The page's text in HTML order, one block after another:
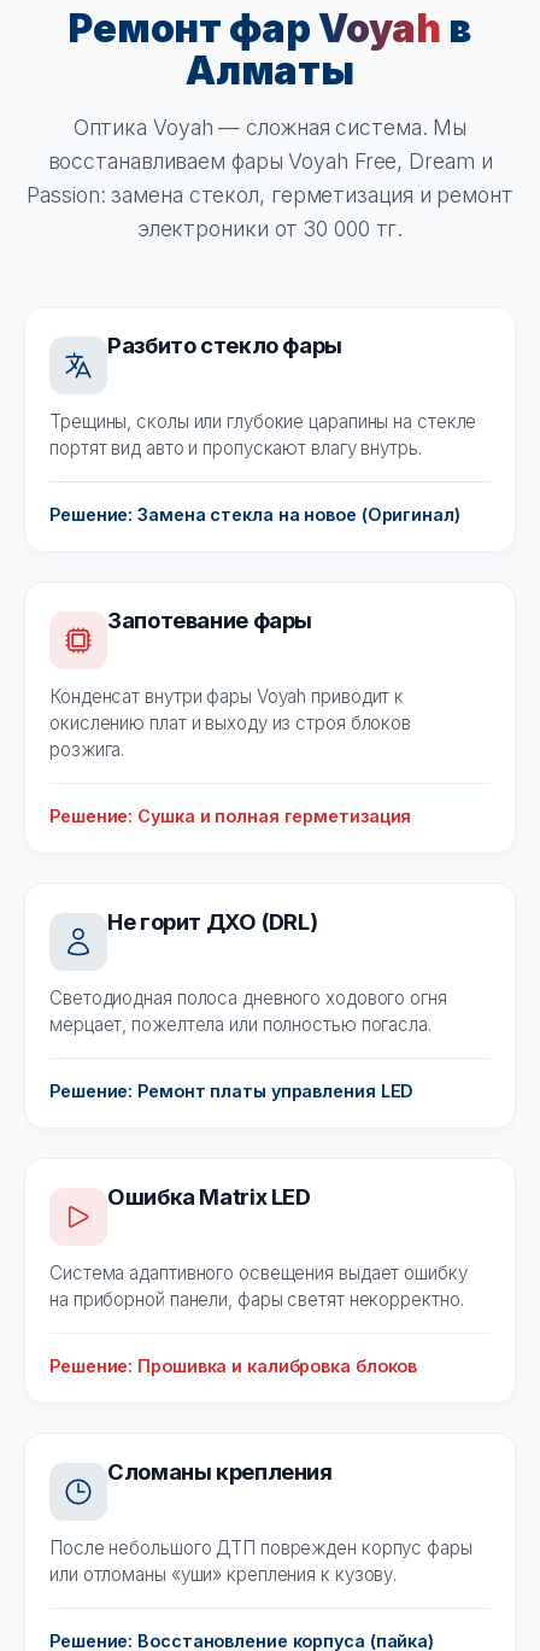
Ремонт фарVoyah в
Алматы
Оптика Voyah — сложная система. Мы
восстанавливаем фары Voyah Free, Dream и
Passion: замена стекол, герметизация и ремонт
электроники от 30 000 тг.
Разбито стекло фары
Трещины, сколы или глубокие царапины на стекле
портят вид авто и пропускают влагу внутрь.
Решение: Замена стекла на новое (Оригинал)
Запотевание фары
Конденсат внутри фары Voyah приводит к
окислению плат и выходу из строя блоков
розжига.
Решение: Сушка и полная герметизация
Не горит ДХО (DRL)
Светодиодная полоса дневного ходового огня
мерцает, пожелтела или полностью погасла.
Решение: Ремонт платы управления LED
Ошибка Matrix LED
Система адаптивного освещения выдает ошибку
на приборной панели, фары светят некорректно.
Решение: Прошивка и калибровка блоков
Сломаны крепления
После небольшого ДТП поврежден корпус фары
или отломаны «уши» крепления к кузову.
Решение: Восстановление корпуса (пайка)